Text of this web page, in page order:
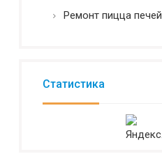
Ремонт пицца печей
Статистика